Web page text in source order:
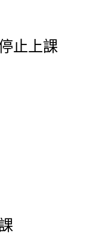
止上課